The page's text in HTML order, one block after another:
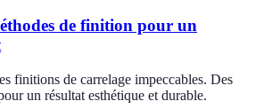
de finition pour un
finitions de carrelage impeccables. Des
un résultat esthétique et durable.